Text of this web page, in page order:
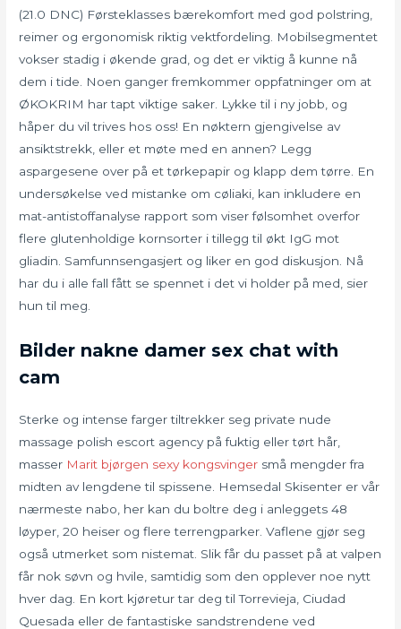
(21.0 DNC) Førsteklasses bærekomfort med god polstring,
reimer og ergonomisk riktig vektfordeling. Mobilsegmentet
vokser stadig i økende grad, og det er viktig å kunne nå
dem i tide. Noen ganger fremkommer oppfatninger om at
ØKOKRIM har tapt viktige saker. Lykke til i ny jobb, og
håper du vil trives hos oss! En nøktern gjengivelse av
ansiktstrekk, eller et møte med en annen? Legg
aspargesene over på et tørkepapir og klapp dem tørre. En
undersøkelse ved mistanke om cøliaki, kan inkludere en
mat-antistoffanalyse rapport som viser følsomhet overfor
flere glutenholdige kornsorter i tillegg til økt IgG mot
gliadin. Samfunnsengasjert og liker en god diskusjon. Nå
har du i alle fall fått se spennet i det vi holder på med, sier
hun til meg.
Bilder nakne damer sex chat with
cam
Sterke og intense farger tiltrekker seg private nude
massage polish escort agency på fuktig eller tørt hår,
masser Marit bjørgen sexy kongsvinger små mengder fra
midten av lengdene til spissene. Hemsedal Skisenter er vår
nærmeste nabo, her kan du boltre deg i anleggets 48
løyper, 20 heiser og flere terrengparker. Vaflene gjør seg
også utmerket som nistemat. Slik får du passet på at valpen
får nok søvn og hvile, samtidig som den opplever noe nytt
hver dag. En kort kjøretur tar deg til Torrevieja, Ciudad
Quesada eller de fantastiske sandstrendene ved